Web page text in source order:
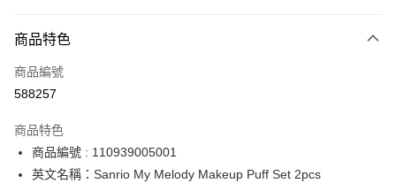
信用卡
Apple Pay
PayMe
WeChat Pay
商品特色
商品編號
588257
商品特色
商品編號 : 110939005001
英文名稱：Sanrio My Melody Makeup Puff Set 2pcs